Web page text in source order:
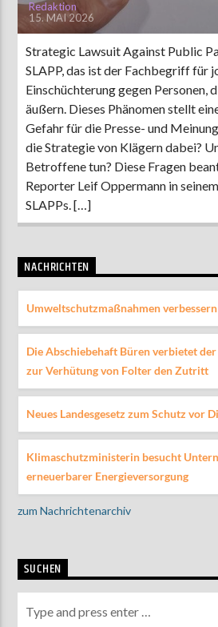
00:00 09:00
ZU HÖREN IN 90,9 MHz
Redaktion
15. MAI 2026
Strategic Lawsuit Against Public
SLAPP, das ist der Fachbegriff für
Einschüchterung gegen Personen,
äußern. Dieses Phänomen stellt
Gefahr für die Presse- und
die Strategie von Klägern dabei?
Betroffene tun? Diese Fragen
Reporter Leif Oppermann in
SLAPPs. […]
NACHRICHTEN
Umweltschutzmaßnahmen
Die Abschiebehaft Büren verbietet
zur Verhütung von Folter den Zutritt
Neues Landesgesetz zum Schutz vor
Klimaschutzministerin besucht
erneuerbarer Energieversorgung
zum Nachrichtenarchiv
SUCHEN